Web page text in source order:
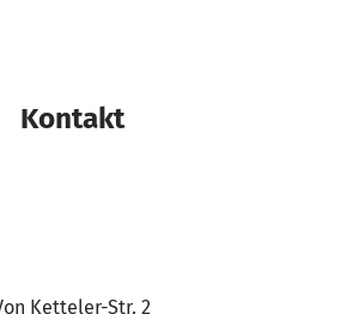
Kontakt
Ketteler-Str. 2